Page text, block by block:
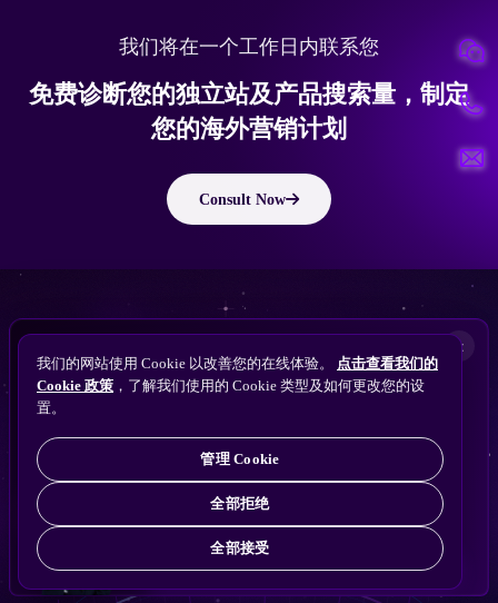
我们将在一个工作日内联系您
免费诊断您的独立站及产品搜索量，制定
您的海外营销计划
Consult Now
版权所有 © 2010 ~ 2026 隽永东方/EastDigi--专注企业海外业务增长
备案号：苏ICP备14005285号-11
我们的网站使用 Cookie 以改善您的在线体验。 点击查看我们的
Cookie 政策 ，了解我们使用的 Cookie 类型及如何更改您的设
置。
管理 Cookie
全部拒绝
全部接受
×
Perplexity
Gemini
ChatGPT
搜索找到您的独立站？
免费获取隽永东方 SEO / AEO / GEO 独立站可见
免费诊断→